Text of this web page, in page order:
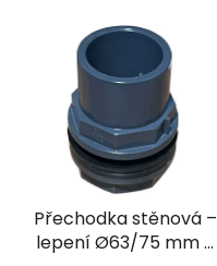
Přechodka stěnová –
lepení Ø63/75 mm +